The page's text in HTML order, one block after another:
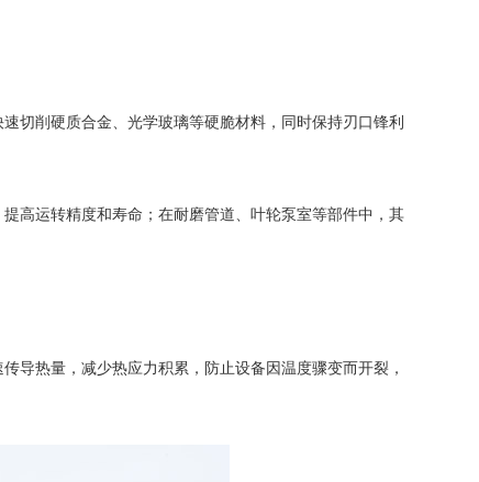
削硬质合金、光学玻璃等硬脆材料，同时保持刃口锋利
运转精度和寿命；在耐磨管道、叶轮泵室等部件中，其
热量，减少热应力积累，防止设备因温度骤变而开裂，